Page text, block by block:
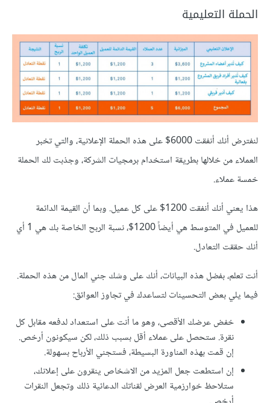
الحملة التعليمية
لنفترض أنك أنفقت 6000$ على هذه الحملة الإعلانية، والتي تخبر
العملاء من خلالها بطريقة استخدام برمجيات الشركة، وجذبت لك الحملة
خمسة عملاء.
هذا يعني أنك أنفقت 1200$ على كل عميل. وبما أن القيمة الدائمة
للعميل في المتوسط هي أيضاً 1200$، نسبة الربح الخاصة بك هي 1 أي
أنك حققت التعادل.
أنت تعلم، بفضل هذه البيانات، أنك على وشك جني المال من هذه الحملة.
فيما يلي بعض التحسينات لتساعدك في تجاوز العوائق:
خفض عرضك الأقصى، وهو ما أنت على استعداد لدفعه مقابل كل
نقرة. ستحصل على عملاء أقل بسبب ذلك، لكن سيكونون أرخص.
إن قمت بهذه المناورة البسيطة، فستجني الأرباح بسهولة.
إن استطعت جعل المزيد من الاشخاص ينقرون على إعلانك،
ستلاحظ خوارزمية العرض لقناتك الدعائية ذلك وتجعل النقرات